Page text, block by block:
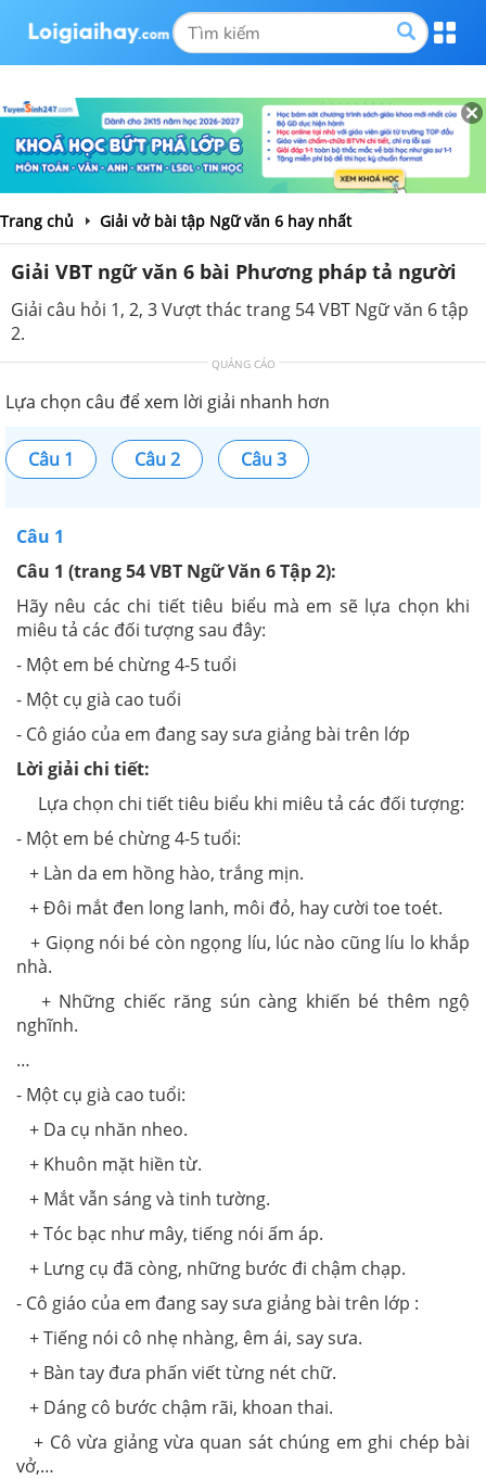
Trang chủ Giải vở bài tập Ngữ văn 6 hay nhất
Giải VBT ngữ văn 6 bài Phương pháp tả người
Giải câu hỏi 1, 2, 3 Vượt thác trang 54 VBT Ngữ văn 6 tập
2.
QUẢNG CÁO
Lựa chọn câu để xem lời giải nhanh hơn
Câu 1 Câu 2 Câu 3
Câu 1
Câu 1 (trang 54 VBT Ngữ Văn 6 Tập 2):
Hãy nêu các chi tiết tiêu biểu mà em sẽ lựa chọn khi
miêu tả các đối tượng sau đây:
- Một em bé chừng 4-5 tuổi
- Một cụ già cao tuổi
- Cô giáo của em đang say sưa giảng bài trên lớp
Lời giải chi tiết:
Lựa chọn chi tiết tiêu biểu khi miêu tả các đối tượng:
- Một em bé chừng 4-5 tuổi:
+ Làn da em hồng hào, trắng mịn.
+ Đôi mắt đen long lanh, môi đỏ, hay cười toe toét.
+ Giọng nói bé còn ngọng líu, lúc nào cũng líu lo khắp
nhà.
+ Những chiếc răng sún càng khiến bé thêm ngộ
nghĩnh.
…
- Một cụ già cao tuổi:
+ Da cụ nhăn nheo.
+ Khuôn mặt hiền từ.
+ Mắt vẫn sáng và tinh tường.
+ Tóc bạc như mây, tiếng nói ấm áp.
+ Lưng cụ đã còng, những bước đi chậm chạp.
- Cô giáo của em đang say sưa giảng bài trên lớp :
+ Tiếng nói cô nhẹ nhàng, êm ái, say sưa.
+ Bàn tay đưa phấn viết từng nét chữ.
+ Dáng cô bước chậm rãi, khoan thai.
+ Cô vừa giảng vừa quan sát chúng em ghi chép bài
vở,…